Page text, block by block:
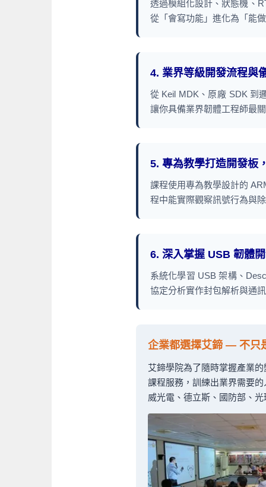
透過模組化設計、狀態機、
從「會寫功能」進化為「能
4. 業界等級開發流程與
從 Keil MDK、原廠 SDK 到
讓你具備業界韌體工程師最
5. 專為教學打造開發板
課程使用專為教學設計的
程中能實際觀察訊號行為與
6. 深入掌握 USB 韌體
系統化學習 USB 架構、
協定分析實作封包解析與通
企業都選擇艾鍗 — 不只
艾鍗學院為了隨時掌握產業
課程服務，訓練出業界需要
威光電、德立斯、國防部、